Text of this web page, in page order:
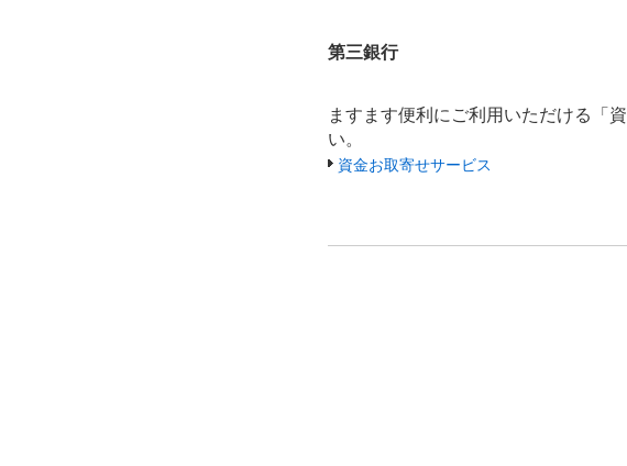
第三銀行
ますます便利にご利用いただける「
い。
資金お取寄せサービス